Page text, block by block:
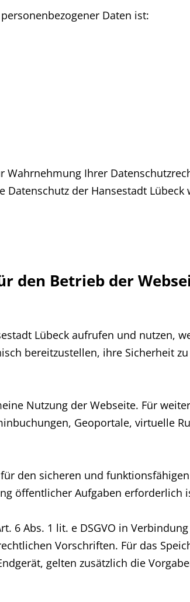
Daten ist:
Wahrnehmung Ihrer
Datenschutz der Hansestadt Lübeck
den Betrieb der
Lübeck aufrufen und nutzen,
bereitzustellen, ihre Sicherheit
Nutzung der Webseite. Für
Geoportale, virtuelle
den sicheren und
öffentlicher Aufgaben erforderlich
6 Abs. 1 lit. e DSGVO in
Vorschriften. Für das
gelten zusätzlich die